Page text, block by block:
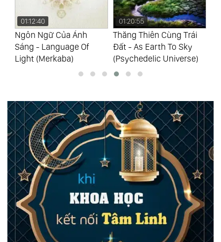
01:12:40
Ngôn Ngữ Của Ánh
Sáng - Language Of
Light (Merkaba)
01:20:55
Thăng Thiên Cùng Trái
Đất - As Earth To Sky
(Psychedelic Universe)